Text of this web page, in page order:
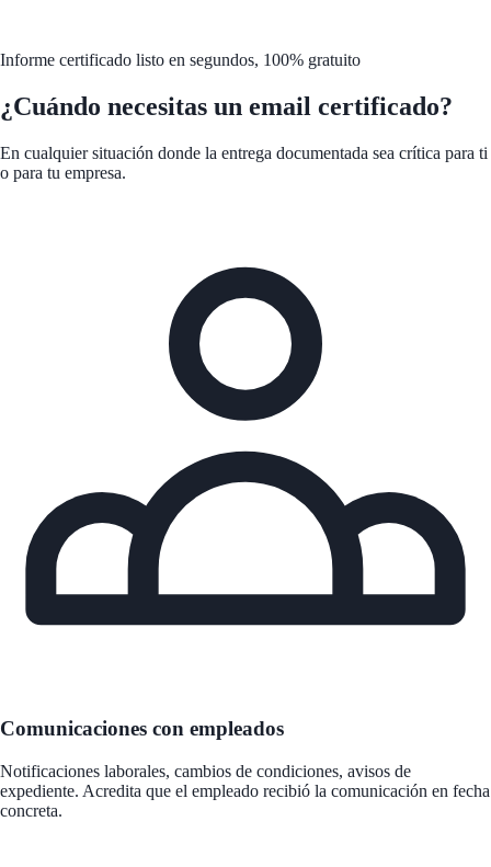
Informe certificado listo en segundos, 100% gratuito
¿Cuándo necesitas un email certificado?
En cualquier situación donde la entrega documentada sea crítica para ti
o para tu empresa.
Comunicaciones con empleados
Notificaciones laborales, cambios de condiciones, avisos de
expediente. Acredita que el empleado recibió la comunicación en fecha
concreta.